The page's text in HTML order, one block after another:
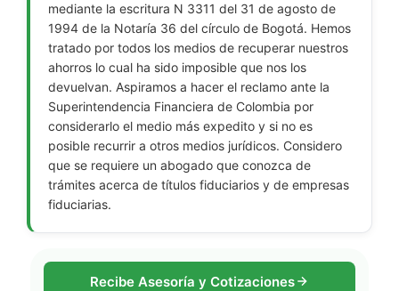
mediante la escritura N 3311 del 31 de agosto de
1994 de la Notaría 36 del círculo de Bogotá. Hemos
tratado por todos los medios de recuperar nuestros
ahorros lo cual ha sido imposible que nos los
devuelvan. Aspiramos a hacer el reclamo ante la
Superintendencia Financiera de Colombia por
considerarlo el medio más expedito y si no es
posible recurrir a otros medios jurídicos. Considero
que se requiere un abogado que conozca de
trámites acerca de títulos fiduciarios y de empresas
fiduciarias.
Recibe Asesoría y Cotizaciones